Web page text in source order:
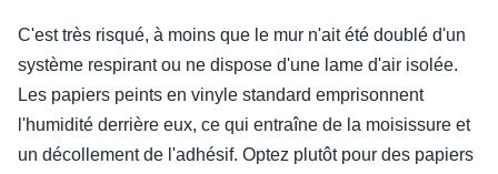
C'est très risqué, à moins que le mur n'ait été doublé d'un
système respirant ou ne dispose d'une lame d'air isolée.
Les papiers peints en vinyle standard emprisonnent
l'humidité derrière eux, ce qui entraîne de la moisissure et
un décollement de l'adhésif. Optez plutôt pour des papiers